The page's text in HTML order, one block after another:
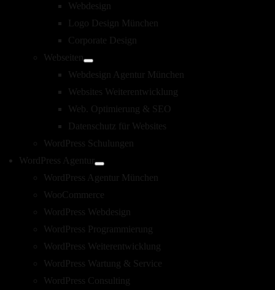
Webdesign
Logo Design München
Corporate Design
Webseiten
Webdesign Agentur München
Websites Weiterentwicklung
Web. Optimierung & SEO
Datenschutz für Websites
WordPress Schulungen
WordPress Agentur
WordPress Agentur München
WooCommerce
WordPress Webdesign
WordPress Programmierung
WordPress Weiterentwicklung
WordPress Wartung & Service
WordPress Consulting